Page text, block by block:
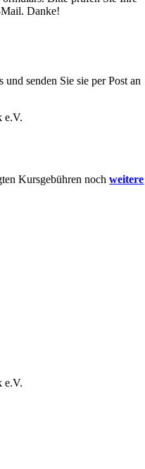
Mail. Danke!
und senden Sie sie per Post an
e.V.
Kursgebühren nochweitere
e.V.